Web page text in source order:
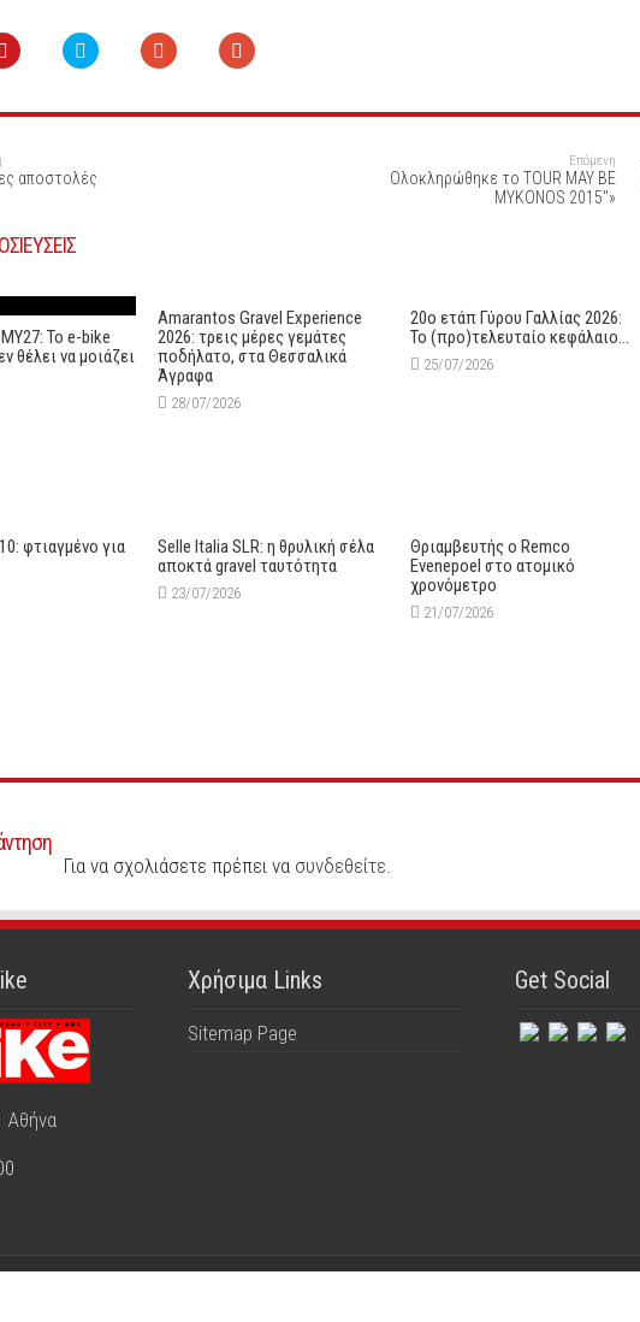
αποστολές
Επόμενη
Ολοκληρώθηκε το TOUR MAY BE
MYKONOS 2015″»
Το e-bike
θέλει να μοιάζει
Amarantos Gravel Experience
2026: τρεις μέρες γεμάτες
ποδήλατο, στα Θεσσαλικά
Άγραφα
28/07/2026
20ο ετάπ Γύρου Γαλλίας 2026:
Το (προ)τελευταίο κεφάλαιο…
25/07/2026
φτιαγμένο για
Selle Italia SLR: η θρυλική σέλα
αποκτά gravel ταυτότητα
23/07/2026
Θριαμβευτής ο Remco
Evenepoel στο ατομικό
χρονόμετρο
21/07/2026
Για να σχολιάσετε πρέπει να συνδεθείτε.
Αθήνα
Χρήσιμα Links
Sitemap Page
Get Social